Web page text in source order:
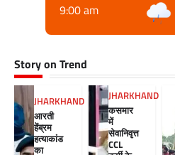
9:00 am
Story on Trend
JHARKHAND
आरती
हेंब्रम
हत्याकांड
का
JHARKHAND
कसमार
में
सेवानिवृत्त
CCL